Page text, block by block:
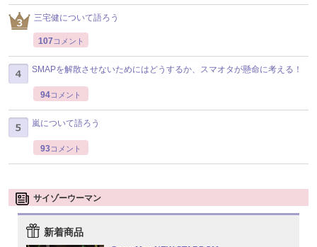
三宅健について語ろう
107 コメント
SMAPを解散させないためにはどうするか、スマオタが懸命に考える！
94コメント
嵐について語ろう
93コメント
サイゾーウーマン
新着商品